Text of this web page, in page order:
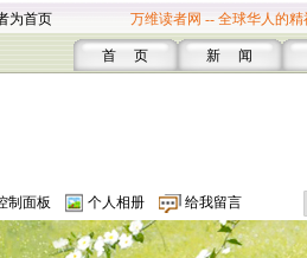
为首页 万维读者网 -- 全球华人的精
首 页 新 闻
制面板 个人相册 给我留言